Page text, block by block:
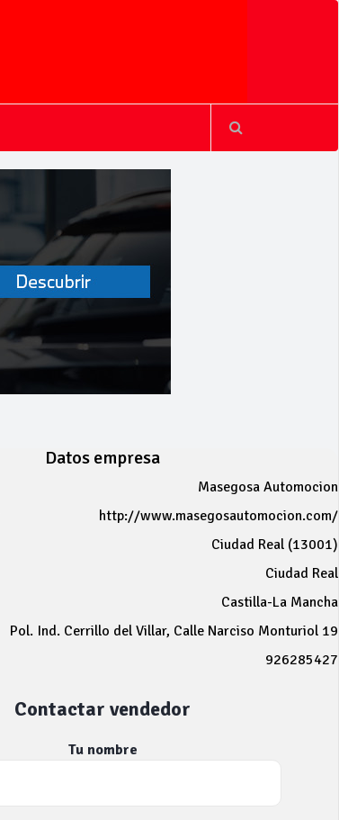
Datos empresa
Masegosa Automocion
http://www.masegosautomocion.com/
Ciudad Real (13001)
Ciudad Real
Castilla-La Mancha
Pol. Ind. Cerrillo del Villar, Calle Narciso Monturiol 19
926285427
Contactar vendedor
Tu nombre